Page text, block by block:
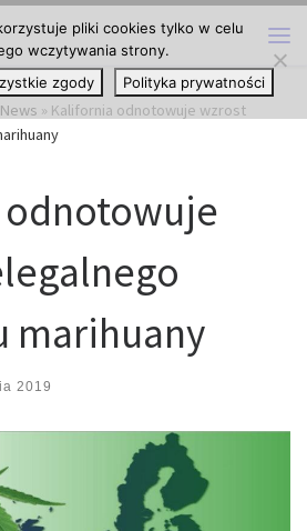
» Kalifornia odnotowuje wzrost
marihuany
2019
pliki cookies tylko w celu
wczytywania strony.
zgody Polityka prywatności